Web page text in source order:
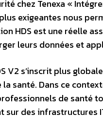
chez Tenexa «
exigeantes nous
HDS est une réelle
leurs données et
V2 s’inscrit plus
la santé. Dans ce
de santé
sur des